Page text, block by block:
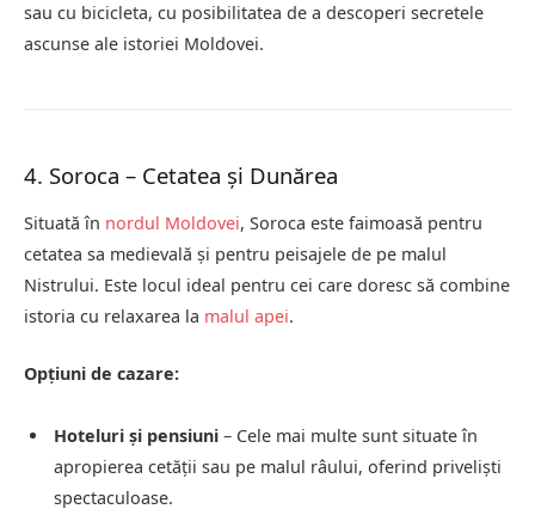
sau cu bicicleta, cu posibilitatea de a descoperi secretele
ascunse ale istoriei Moldovei.
4. Soroca – Cetatea și Dunărea
Situată în nordul Moldovei, Soroca este faimoasă pentru
cetatea sa medievală și pentru peisajele de pe malul
Nistrului. Este locul ideal pentru cei care doresc să combine
istoria cu relaxarea la malul apei.
Opțiuni de cazare:
Hoteluri și pensiuni – Cele mai multe sunt situate în
apropierea cetății sau pe malul râului, oferind priveliști
spectaculoase.